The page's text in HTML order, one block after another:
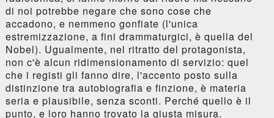
di noi potrebbe negare che sono cose che
accadono, e nemmeno gonfiate (l'unica
estremizzazione, a fini drammaturgici, è quella del
Nobel). Ugualmente, nel ritratto del protagonista,
non c'è alcun ridimensionamento di servizio: quel
che i registi gli fanno dire, l'accento posto sulla
distinzione tra autobiografia e finzione, è materia
seria e plausibile, senza sconti. Perché quello è il
punto, e loro hanno trovato la giusta misura.